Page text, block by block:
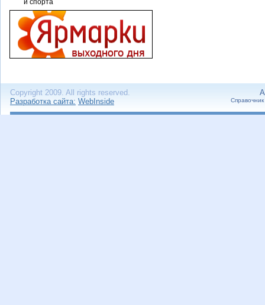
Copyright 2009. All rights reserved.
Разработка сайта: WebInside